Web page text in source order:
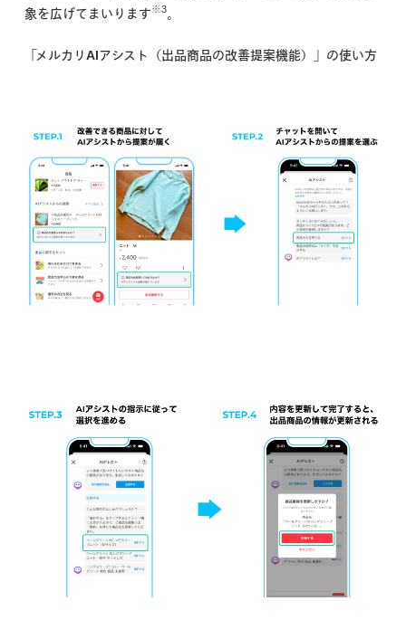
象を広げてまいります※3。
「メルカリAIアシスト（出品商品の改善提案機能）」の使い方